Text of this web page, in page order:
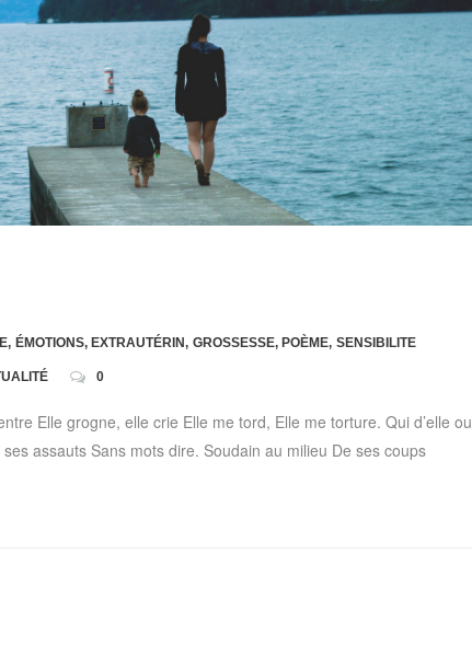
, ÉMOTIONS, EXTRAUTÉRIN, GROSSESSE, POÈME, SENSIBILITE
0
Elle grogne, elle crie Elle me tord, Elle me torture. Qui d’elle ou
assauts Sans mots dire. Soudain au milieu De ses coups